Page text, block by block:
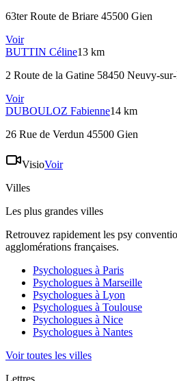
63ter Route de Briare 45500 Gien
Voir
BUTTIN Céline13 km
2 Route de la Gatine 58450 Neuvy-
Voir
DUBOULOZ Fabienne14 km
26 Rue de Verdun 45500 Gien
VisioVoir
Villes
Les plus grandes villes
Retrouvez rapidement les psy
agglomérations françaises.
Psychologues à Paris
Psychologues à Marseille
Psychologues à Lyon
Psychologues à Toulouse
Psychologues à Nice
Psychologues à Nantes
Voir toutes les villes